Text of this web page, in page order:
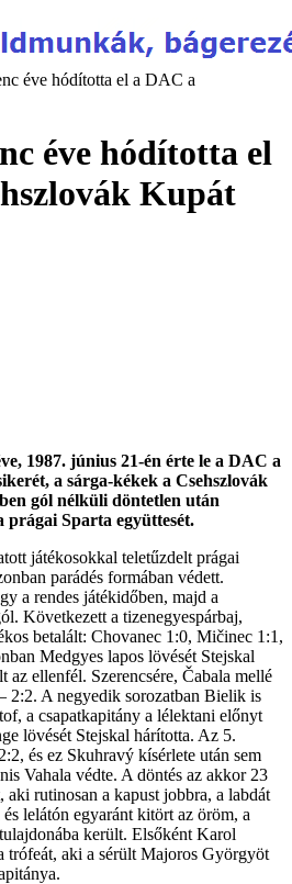
éve hódította el a DAC a
éve hódította el
Kupát
1987. június 21-én érte le a DAC a
a sárga-kékek a Csehszlovák
gól nélküli döntetlen után
Sparta együttesét.
játékosokkal teletűzdelt prágai
parádés formában védett.
a rendes játékidőben, majd a
Következett a tizenegyespárbaj,
betalált: Chovanec 1:0, Mičinec 1:1,
Medgyes lapos lövését Stejskal
ellenfél. Szerencsére, Čabala mellé
2:2. A negyedik sorozatban Bielik is
a csapatkapitány a lélektani előnyt
lövését Stejskal hárította. Az 5.
és ez Skuhravý kísérlete után sem
Vahala védte. A döntés az akkor 23
aki rutinosan a kapust jobbra, a labdát
lelátón egyaránt kitört az öröm, a
került. Elsőként Karol
trófeát, aki a sérült Majoros Györgyöt